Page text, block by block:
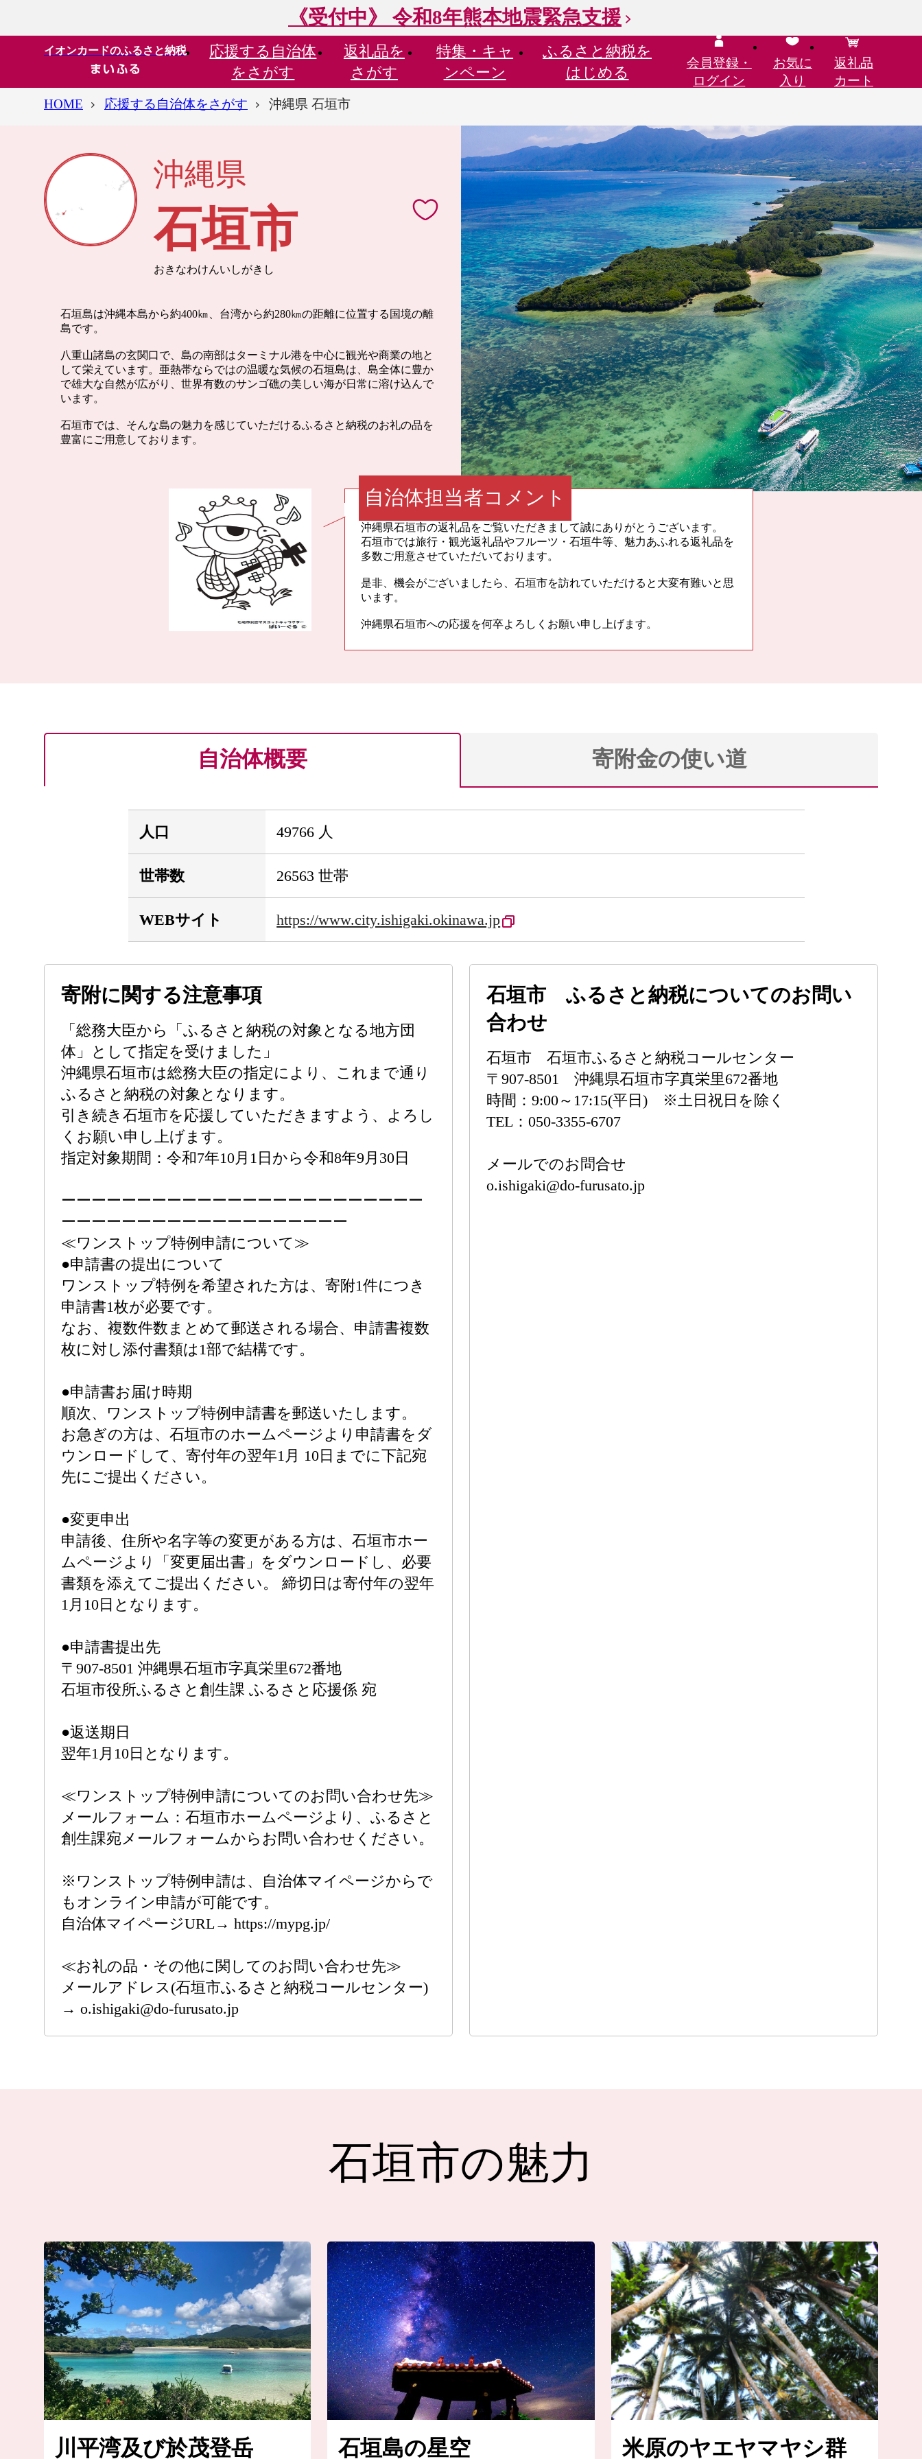
《受付中》 令和8年熊本地震緊急支援
イオンカードのふるさと納税 応援する 自治体
をさがす
返礼品を
さがす
特集・ キャ
ンペーン
ふるさと納税を
はじめる
会員登録・
ログイン
お気に
入り
返礼品
カート
HOME
応援する自治体をさがす 沖縄県 石垣市
沖縄県
石垣市
おきなわけんいしがきし
石垣島は沖縄本島から約400㎞、台湾から約280㎞の距離に位置する国境の離
島です。
八重山諸島の玄関口で、島の南部はターミナル港を中心に観光や商業の地と
して栄えています。亜熱帯ならではの温暖な気候の石垣島は、島全体に豊か
で雄大な自然が広がり、世界有数のサンゴ礁の美しい海が日常に溶け込んで
います。
石垣市では、そんな島の魅力を感じていただけるふるさと納税のお礼の品を
豊富にご用意しております。
自治体担当者コメント
沖縄県石垣市の返礼品をご覧いただきまして誠にありがとうございます。
石垣市では旅行・観光返礼品やフルーツ・石垣牛等、魅力あふれる返礼品を
多数ご用意させていただいております。
是非、機会がございましたら、石垣市を訪れていただけると大変有難いと思
います。
沖縄県石垣市への応援を何卒よろしくお願い申し上げます。
自治体概要
人口 49766 人
世帯数 26563 世帯
WEBサイト https://www.city.ishigaki.okinawa.jp
寄附金の使い道
寄附に関する注意事項
「総務大臣から「ふるさと納税の対象となる地方団
体」として指定を受けました」
沖縄県石垣市は総務大臣の指定により、これまで通り
ふるさと納税の対象となります。
引き続き石垣市を応援していただきますよう、よろし
くお願い申し上げます。
指定対象期間：令和7年10月1日から令和8年9月30日
ーーーーーーーーーーーーーーーーーーーーーーーー
ーーーーーーーーーーーーーーーーーーー
≪ワンストップ特例申請について≫
●申請書の提出について
ワンストップ特例を希望された方は、寄附1件につき
申請書1枚が必要です。
なお、複数件数まとめて郵送される場合、申請書複数
枚に対し添付書類は1部で結構です。
●申請書お届け時期
順次、ワンストップ特例申請書を郵送いたします。
お急ぎの方は、石垣市のホームページより申請書をダ
ウンロードして、寄付年の翌年1月 10日までに下記宛
先にご提出ください。
●変更申出
申請後、住所や名字等の変更がある方は、石垣市ホー
ムページより「変更届出書」をダウンロードし、必要
書類を添えてご提出ください。 締切日は寄付年の翌年
1月10日となります。
●申請書提出先
〒907-8501 沖縄県石垣市字真栄里672番地
石垣市役所ふるさと創生課 ふるさと応援係 宛
●返送期日
翌年1月10日となります。
≪ワンストップ特例申請についてのお問い合わせ先≫
メールフォーム：石垣市ホームページより、ふるさと
創生課宛メールフォームからお問い合わせください。
※ワンストップ特例申請は、自治体マイページからで
もオンライン申請が可能です。
自治体マイページURL→ https://mypg.jp/
≪お礼の品・その他に関してのお問い合わせ先≫
メールアドレス(石垣市ふるさと納税コールセンター)
→ o.ishigaki@do-furusato.jp
石垣市 ふるさと納税についてのお問い
合わせ
石垣市 石垣市ふるさと納税コールセンター
〒907-8501 沖縄県石垣市字真栄里672番地
時間：9:00～17:15(平日) ※土日祝日を除く
TEL：050-3355-6707
メールでのお問合せ
o.ishigaki@do-furusato.jp
石垣市の魅力
川平湾及び於茂登岳 石垣島の星空 米原のヤエヤマヤシ群